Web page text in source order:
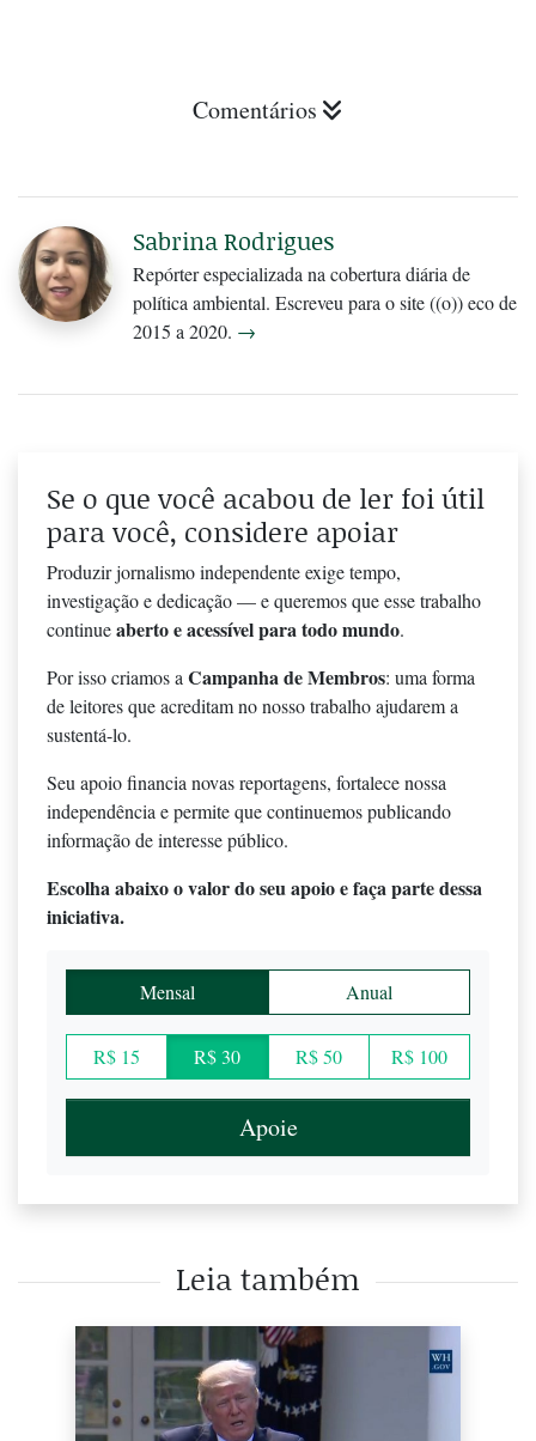
Comentários
Sabrina Rodrigues
Repórter especializada na cobertura diária de
política ambiental. Escreveu para o site ((o)) eco de
2015 a 2020. →
Se o que você acabou de ler foi útil
para você, considere apoiar
Produzir jornalismo independente exige tempo,
investigação e dedicação — e queremos que esse trabalho
continueaberto e acessível para todo mundo.
Por isso criamos a Campanha de Membros: uma forma
de leitores que acreditam no nosso trabalho ajudarem a
sustentá-lo.
Seu apoio financia novas reportagens, fortalece nossa
independência e permite que continuemos publicando
informação de interesse público.
Escolha abaixo o valor do seu apoio e faça parte dessa
iniciativa.
Mensal Anual
R$ 15 R$ 30 R$ 50 R$ 100
Apoie
Leia também